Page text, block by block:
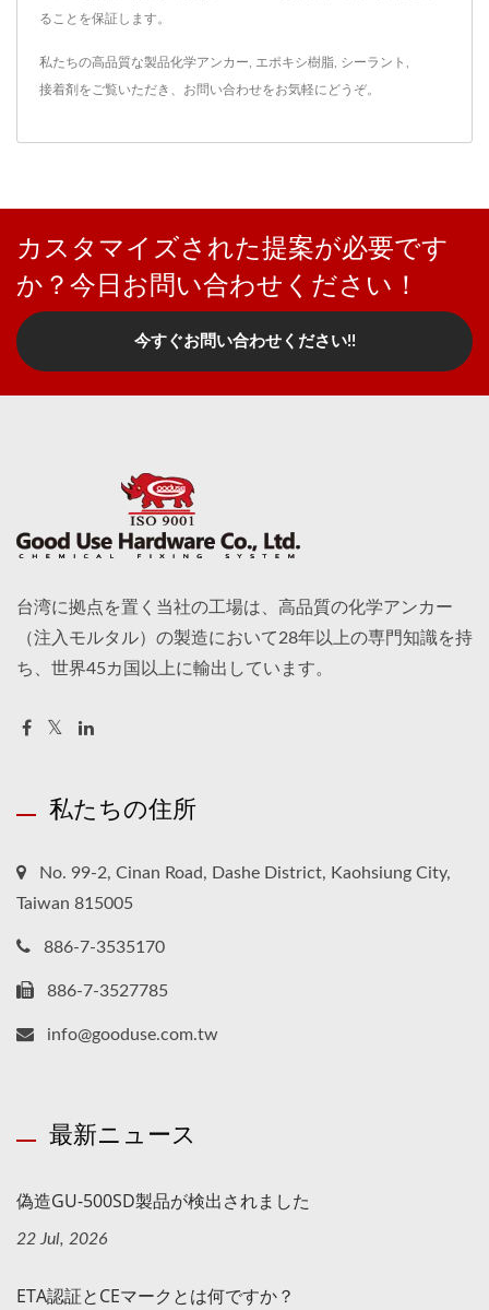
ることを保証します。
私たちの高品質な製品化学アンカー, エポキシ樹脂, シーラント ,
接着剤 をご覧いただき、 お問い合わせをお気軽にどうぞ。
カスタマイズされた提案が必要です
か？今日お問い合わせください！
今すぐお問い合わせください!!
台湾に拠点を置く当社の工場は、高品質の化学アンカー
（注入モルタル）の製造において28年以上の専門知識を持
ち、世界45カ国以上に輸出しています。
私たちの住所
No. 99-2, Cinan Road, Dashe District, Kaohsiung City,
Taiwan 815005
886-7-3535170
886-7-3527785
info@gooduse.com.tw
最新ニュース
偽造GU-500SD製品が検出されました
22 Jul, 2026
ETA認証とCEマークとは何ですか？